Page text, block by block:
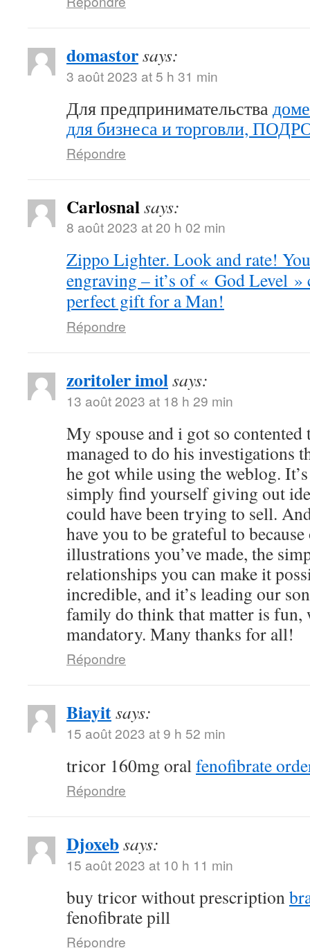
domastorsays:
3 août 2023 at 5 h 31 min
Для предпринимательства
для бизнеса и торговли,
Répondre
Carlosnalsays:
8 août 2023 at 20 h 02 min
Zippo Lighter. Look and rate!
engraving – it’s of « God Level
perfect gift for a Man!
Répondre
zoritoler imolsays:
13 août 2023 at 18 h 29 min
My spouse and i got so contented
managed to do his investigations
he got while using the weblog.
simply find yourself giving out
could have been trying to sell.
have you to be grateful to
illustrations you’ve made, the
relationships you can make it
incredible, and it’s leading our
family do think that matter is
mandatory. Many thanks for all!
Répondre
Biayitsays:
15 août 2023 at 9 h 52 min
tricor 160mg oralfenofibrate
Répondre
Djoxebsays:
15 août 2023 at 10 h 11 min
buy tricor without prescription
fenofibrate pill
Répondre